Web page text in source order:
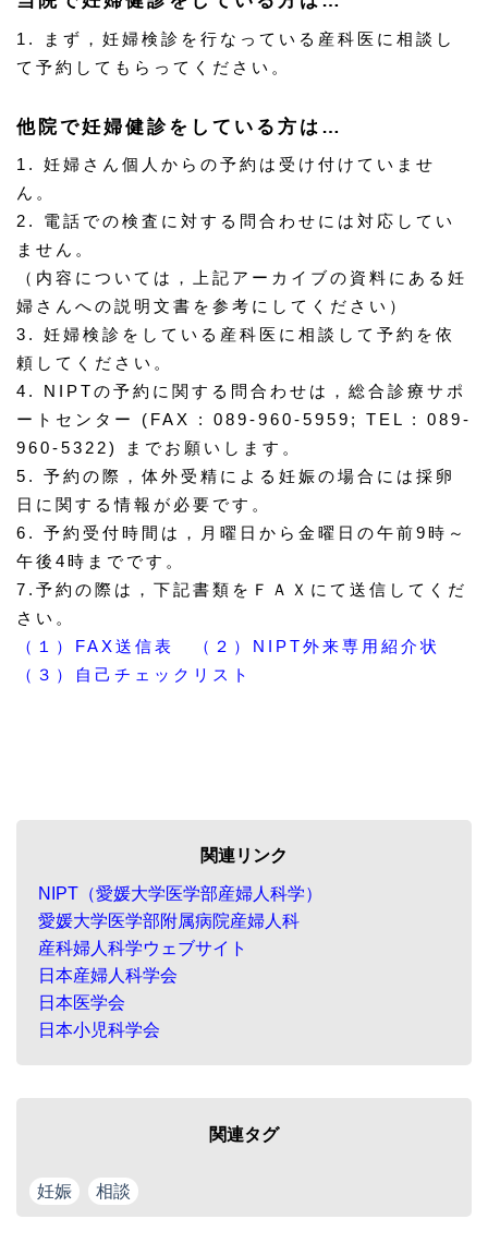
1. まず，妊婦検診を行なっている産科医に相談し
て予約してもらってください。
他院で妊婦健診をしている方は…
1. 妊婦さん個人からの予約は受け付けていませ
ん。
2. 電話での検査に対する問合わせには対応してい
ません。
（内容については，上記アーカイブの資料にある妊
婦さんへの説明文書を参考にしてください）
3. 妊婦検診をしている産科医に相談して予約を依
頼してください。
4. NIPTの予約に関する問合わせは，総合診療サポ
ートセンター (FAX : 089-960-5959; TEL : 089-
960-5322) までお願いします。
5. 予約の際，体外受精による妊娠の場合には採卵
日に関する情報が必要です。
6. 予約受付時間は，月曜日から金曜日の午前9時～
午後4時までです。
7.予約の際は，下記書類をＦＡＸにて送信してくだ
さい。
（１）FAX送信表
（２）NIPT外来専用紹介状
（３）自己チェックリスト
関連リンク
NIPT（愛媛大学医学部産婦人科学）
愛媛大学医学部附属病院産婦人科
産科婦人科学ウェブサイト
日本産婦人科学会
日本医学会
日本小児科学会
関連タグ
妊娠 相談